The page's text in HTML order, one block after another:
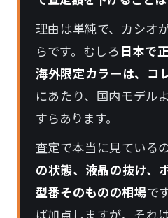
理由は単純で、カシオ
らです。むしろ 日本で
海外限定カラーは、コ
にあたり、国内モデル
すらあります。
査定で本当に見ているの
の状態、液晶の抜け、
型番そのものの相場で
ば加点しますが、それ